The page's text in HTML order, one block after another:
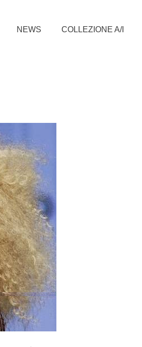
NEWS COLLEZIONE A/I